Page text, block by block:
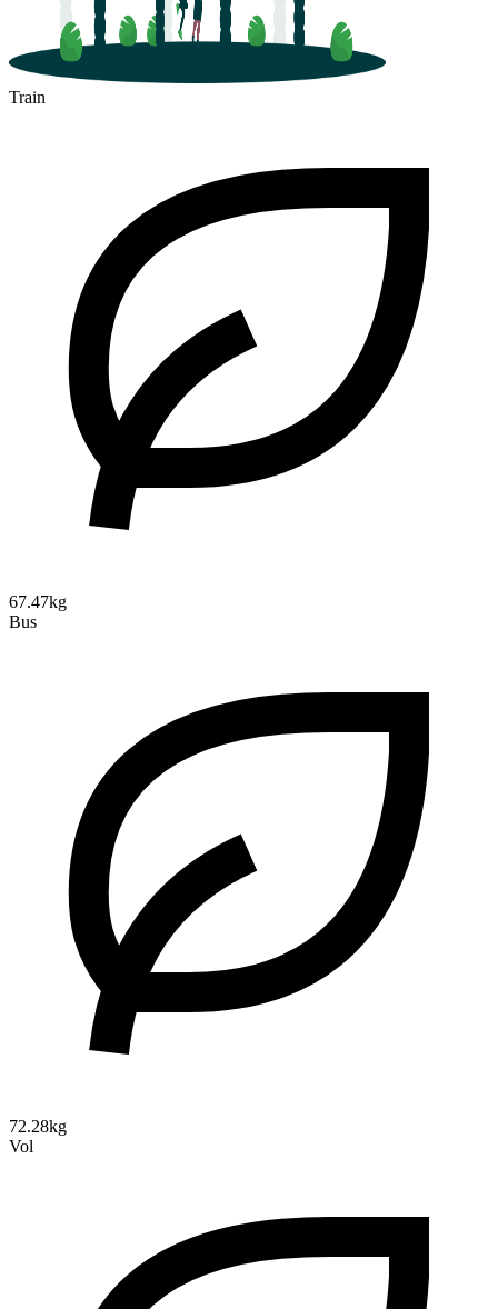
Train
67.47kg
Bus
72.28kg
Vol